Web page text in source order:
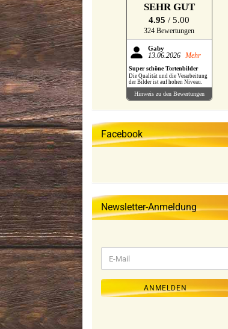
SEHR GUT
4.95 / 5.00
324 Bewertungen
Gaby
13.06.2026 Mehr
Super schöne Tortenbilder
Die Qualität und die Verarbeitung
der Bilder ist auf hohen Niveau.
Hinweis zu den Bewertungen
Facebook
Newsletter-Anmeldung
ZUR
ANMELDUNG
E-
Mail
ANMELDEN